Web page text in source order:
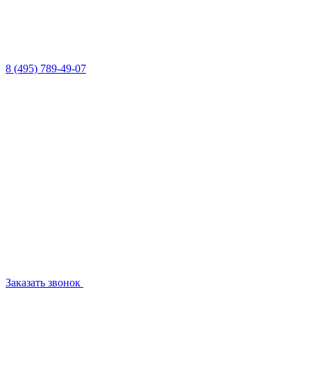
8 (495) 789-49-07
Заказать звонок